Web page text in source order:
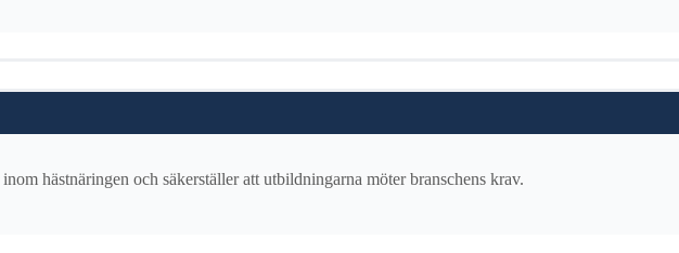
hästnäringen och säkerställer att utbildningarna möter branschens krav.